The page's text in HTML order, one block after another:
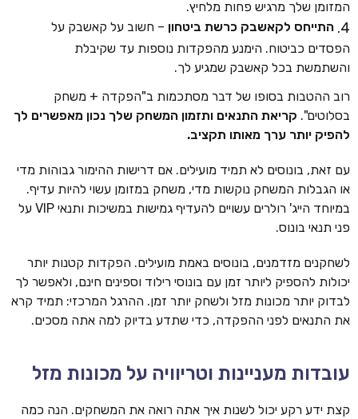
המזומן שלך מרגיש פחות מלחיץ.
התייחס לקאשבק כרשת ביטחון – חשוב על קאשבק על
הפסדים כביטוח. הימנע מהפקדות נוספות עד שקיבלת
והשתמשת בכל קאשבק שמגיע לך.
רוב ההטבות בסופו של דבר מסתכמות ב"הפקדה + משחק
בסלוטים". קריאת התנאים ותזמון המשחק שלך נכון מאפשרים לך
להפיק יותר ערך מאותו תקציב.
עם זאת, בונוסים לא תמיד מועילים. אם דרישות ההימור גבוהות מדי
או הגבלות המשחק נוקשות מדי, משחק במזומן עשוי להיות עדיף.
במיוחד הייג' רולרים עשויים להעדיף גמישות במשיכות ותנאי VIP על
פני תנאי בונוס.
לשחקנים מזדמנים, בונוסים באמת מועילים. הפקדות קטנות יותר
יכולות להספיק ליותר זמן עם בונוסי רילוד וספינים חינם, ולאפשר לך
לבדוק יותר מכונות מזל ולשחק יותר זמן. ההרגל המרכזי: תמיד קרא
את התנאים לפני ההפקדה, כדי שתדע בדיוק למה אתה מסכים.
עובדות מעניינות וטריוויה על מכונות מזל
קצת ידע רקע יכול לשנות איך אתה רואה את המשחקים. הנה כמה